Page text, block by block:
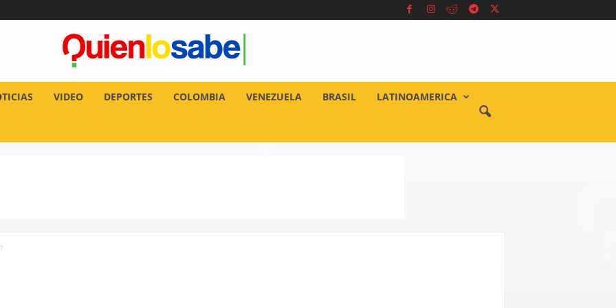
VIDEO DEPORTES COLOMBIA VENEZUELA BRASIL LATINOAMERICA